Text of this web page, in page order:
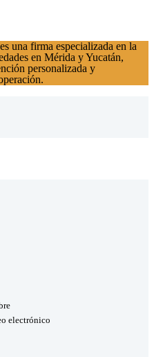
es una firma especializada en la
en Mérida y Yucatán,
personalizada y
electrónico